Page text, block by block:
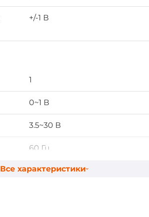
+/-1 В
1
0~1 В
3.5~30 В
60 Гц
Все характеристики